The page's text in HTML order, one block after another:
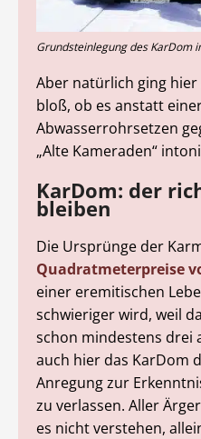
Grundsteinlegung des KarDom
Aber natürlich ging
bloß, ob es anstatt
Abwasserrohrsetzen
„Alte Kameraden“
KarDom: der
bleiben
Die Ursprünge der
Quadratmeterpreise
einer eremitischen
schwieriger wird, weil
schon mindestens drei
auch hier das KarDom
Anregung zur
zu verlassen. Aller
es nicht verstehen,